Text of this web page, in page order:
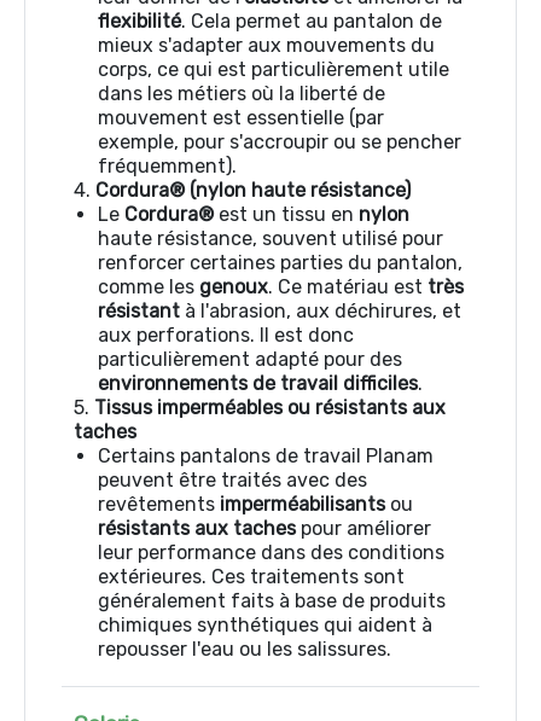
flexibilité. Cela permet au pantalon de
mieux s'adapter aux mouvements du
corps, ce qui est particulièrement utile
dans les métiers où la liberté de
mouvement est essentielle (par
exemple, pour s'accroupir ou se pencher
fréquemment).
4. Cordura® (nylon haute résistance)
Le Cordura®est un tissu en nylon
haute résistance, souvent utilisé pour
renforcer certaines parties du pantalon,
comme les genoux. Ce matériau est très
résistant à l'abrasion, aux déchirures, et
aux perforations. Il est donc
particulièrement adapté pour des
environnements de travail difficiles.
5. Tissus imperméables ou résistants aux
taches
Certains pantalons de travail Planam
peuvent être traités avec des
revêtements imperméabilisantsou
résistants aux tachespour améliorer
leur performance dans des conditions
extérieures. Ces traitements sont
généralement faits à base de produits
chimiques synthétiques qui aident à
repousser l'eau ou les salissures.